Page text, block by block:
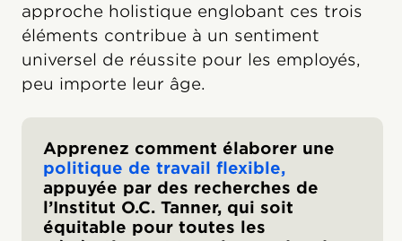
approche holistique englobant ces trois
éléments contribue à un sentiment
universel de réussite pour les employés,
peu importe leur âge.
Apprenez comment élaborer une
politique de travail flexible,
appuyée par des recherches de
l’Institut O.C. Tanner, qui soit
équitable pour toutes les